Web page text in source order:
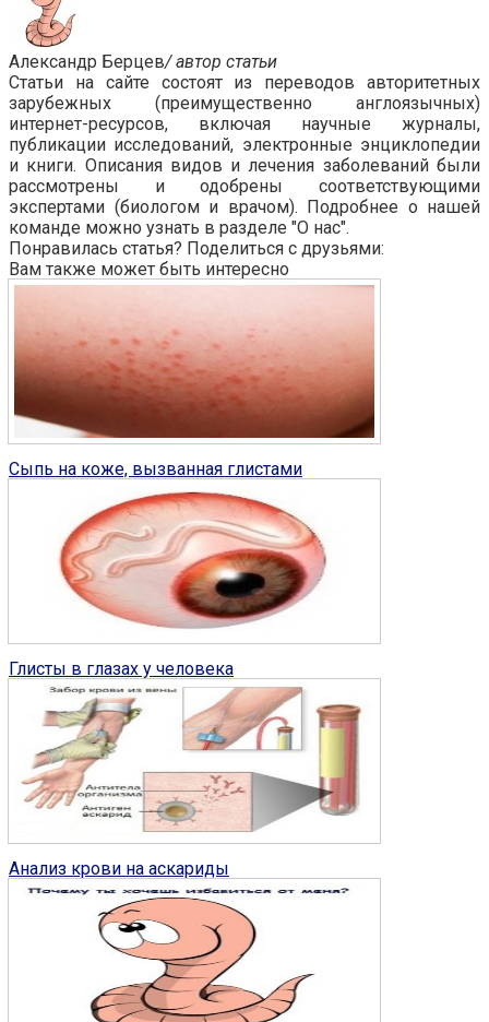
Александр Берцев/ автор статьи
Статьи на сайте состоят из переводов авторитетных
зарубежных (преимущественно англоязычных)
интернет-ресурсов, включая научные журналы,
публикации исследований, электронные энциклопедии
и книги. Описания видов и лечения заболеваний были
рассмотрены и одобрены соответствующими
экспертами (биологом и врачом). Подробнее о нашей
команде можно узнать в разделе "О нас".
Понравилась статья? Поделиться с друзьями:
Вам также может быть интересно
Глисты у человека 2
Сыпь на коже, вызванная глистами
Глисты у человека 0
Глисты в глазах у человека
Глисты у человека 0
Анализ крови на аскариды